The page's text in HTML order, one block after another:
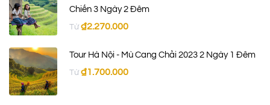
Chiến 3 Ngày 2 Đêm
Từ ₫2.270.000
Tour Hà Nội - Mù Cang Chải 2023 2 Ngày 1 Đêm
Từ ₫1.700.000